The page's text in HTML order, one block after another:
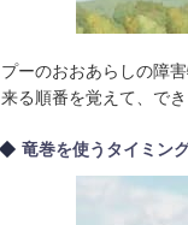
プーのおおあらしの障
来る順番を覚えて、で
竜巻を使うタイミン